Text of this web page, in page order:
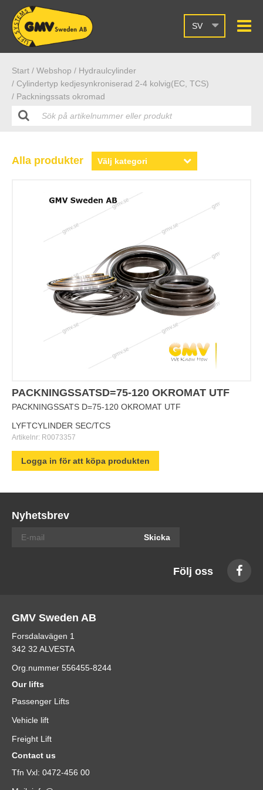
SV
Start / Webshop / Hydraulcylinder
/ Cylindertyp kedjesynkroniserad 2-4 kolvig(EC, TCS)
/ Packningssats okromad
Alla produkter
PACKNINGSSATSD=75-120 OKROMAT UTF
PACKNINGSSATS D=75-120 OKROMAT UTF
LYFTCYLINDER SEC/TCS
Artikelnr: R0073357
Logga in för att köpa produkten
Nyhetsbrev
Skicka
Följ oss
GMV Sweden AB
Forsdalavägen 1
342 32 ALVESTA
Org.nummer 556455-8244
Our lifts
Passenger Lifts
Vehicle lift
Freight Lift
Contact us
Tfn Vxl: 0472-456 00